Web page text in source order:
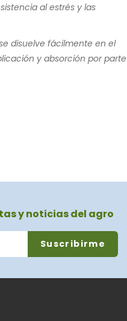
al estrés y las
disuelve fácilmente en el
y absorción por parte
y noticias del agro